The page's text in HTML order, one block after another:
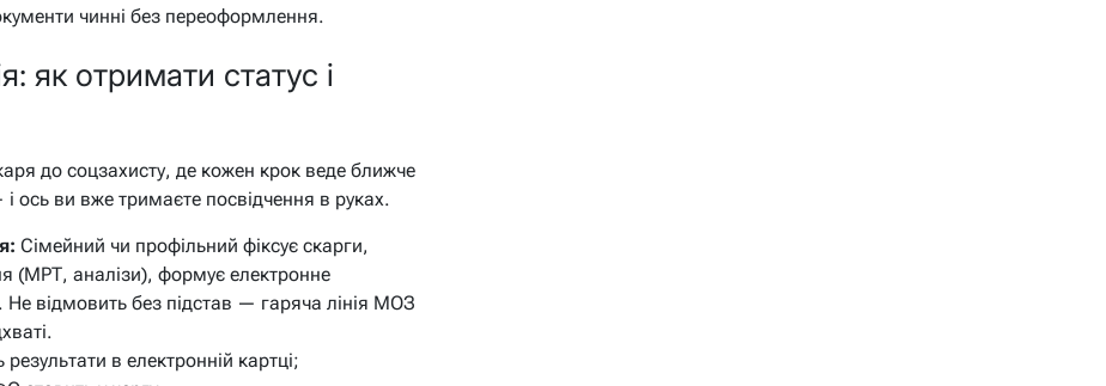
чинні без переоформлення.
як отримати статус і
до соцзахисту, де кожен крок веде ближче
ось ви вже тримаєте посвідчення в руках.
Сімейний чи профільний фіксує скарги,
(МРТ, аналізи), формує електронне
відмовить без підстав — гаряча лінія МОЗ
результати в електронній картці;